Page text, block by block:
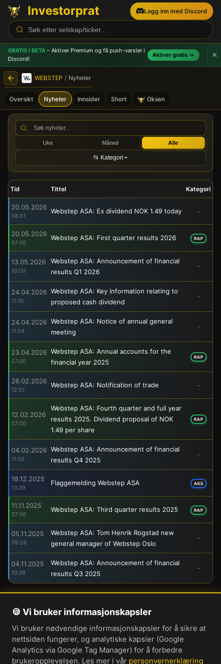
Investorprat Logg inn med Discord
GRATIS I BETA – Aktiver Premium og få push-varsler i
Discord!
Aktiver gratis →
WEBSTEP / Nyheter
Oversikt Nyheter Innsider Short Oksen
WEBSTEP (WSTEP) -
Uke Måned Alle
📂 Kategori
Tid Tittel Kategori
20.05.2026
08:51
Webstep ASA: Ex dividend NOK 1.49 today -
20.05.2026
07:00
Webstep ASA: First quarter results 2026 RAP
13.05.2026
10:00
Webstep ASA: Announcement of financial
results Q1 2026
-
24.04.2026
11:10
Webstep ASA: Key information relating to
proposed cash dividend
-
24.04.2026
11:04
Webstep ASA: Notice of annual general
meeting
-
23.04.2026
07:00
Webstep ASA: Annual accounts for the
financial year 2025
RAP
26.02.2026
12:51
Webstep ASA: Notification of trade -
12.02.2026
07:00
Webstep ASA: Fourth quarter and full year
results 2025. Dividend proposal of NOK
1.49 per share
RAP
04.02.2026
11:55
Webstep ASA: Announcement of financial
results Q4 2025
-
18.12.2025
13:39
Flaggemelding Webstep ASA AKS
11.11.2025
07:00
Webstep ASA: Third quarter results 2025 RAP
05.11.2025
09:28
Webstep ASA: Tom Henrik Rogstad new
general manager of Webstep Oslo
-
04.11.2025
10:38
Webstep ASA: Announcement of financial
results Q3 2025
-
Om oss
Personvernerklæring
Informasjonskapsler
🍪 Vi bruker informasjonskapsler
Vi bruker nødvendige informasjonskapsler for å sikre at
nettsiden fungerer, og analytiske kapsler (Google
Analytics via Google Tag Manager) for å forbedre
brukeropplevelsen. Les mer i vår personvernerklæring